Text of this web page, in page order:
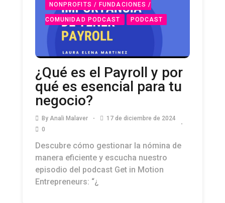
NONPROFITS / FUNDACIONES /
COMUNIDAD PODCAST PODCAST
¿Qué es el Payroll y por
qué es esencial para tu
negocio?
By Anali Malaver
17 de diciembre de 2024
0
Descubre cómo gestionar la nómina de
manera eficiente y escucha nuestro
episodio del podcast Get in Motion
Entrepreneurs: “¿